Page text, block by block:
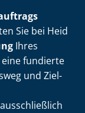
Sie bei Heid
Ihres
fundierte
und Ziel­